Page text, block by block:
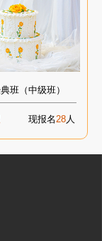
班（中级班）
现报名28人